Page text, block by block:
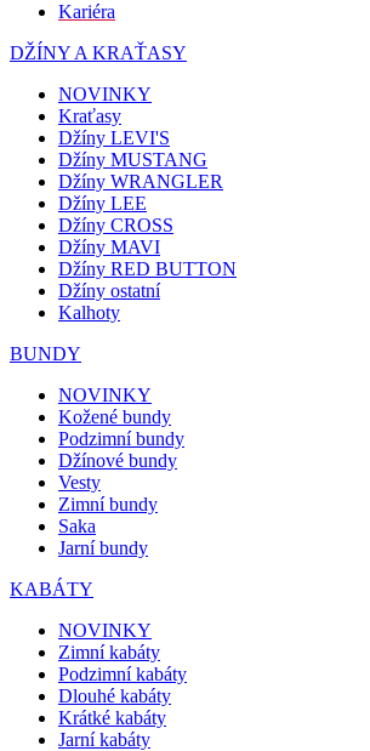
Kariéra
DŽÍNY A KRAŤASY
NOVINKY
Kraťasy
Džíny LEVI'S
Džíny MUSTANG
Džíny WRANGLER
Džíny LEE
Džíny CROSS
Džíny MAVI
Džíny RED BUTTON
Džíny ostatní
Kalhoty
BUNDY
NOVINKY
Kožené bundy
Podzimní bundy
Džínové bundy
Vesty
Zimní bundy
Saka
Jarní bundy
KABÁTY
NOVINKY
Zimní kabáty
Podzimní kabáty
Dlouhé kabáty
Krátké kabáty
Jarní kabáty